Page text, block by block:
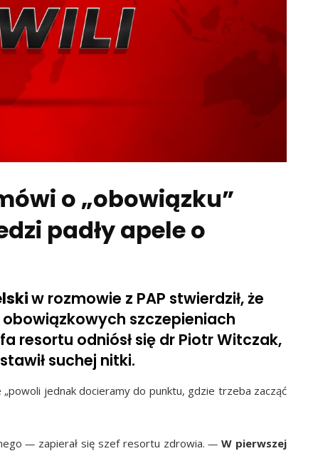
o „obowiązku”
padły apele o
w rozmowie z PAP stwierdził, że
szczepieniach
resortu odniósł się dr Piotr Witczak,
suchej nitki.
jednak docieramy do punktu, gdzie trzeba zacząć
— zapierał się szef resortu zdrowia.— W pierwszej